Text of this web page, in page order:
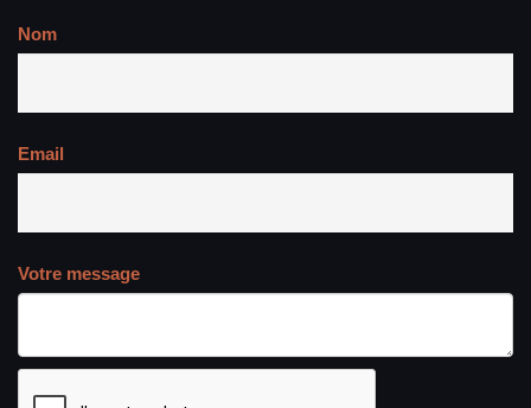
Nom
Email
Votre message